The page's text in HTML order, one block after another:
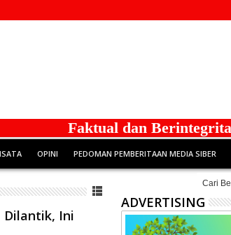
dan Berintegritas
OPINI PEDOMAN PEMBERITAAN MEDIA SIBER
Dilantik, Ini
ADVERTISING